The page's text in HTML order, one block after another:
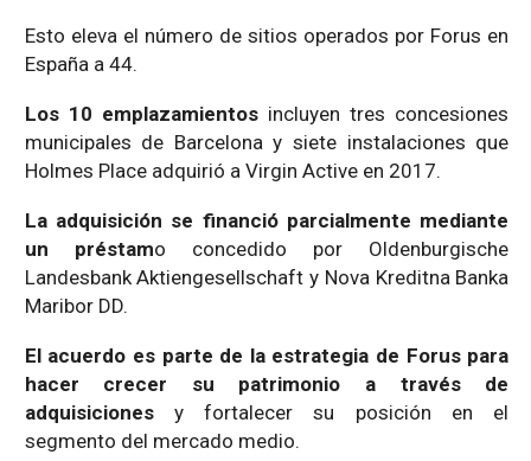
Esto eleva el número de sitios operados por Forus en
España a 44.
Los 10 emplazamientosincluyen tres concesiones
municipales de Barcelona y siete instalaciones que
Holmes Place adquirió a Virgin Active en 2017.
La adquisición se financió parcialmente mediante
un préstamo concedido por Oldenburgische
Landesbank Aktiengesellschaft y Nova Kreditna Banka
Maribor DD.
El acuerdo es parte de la estrategia de Forus para
hacer crecer su patrimonio a través de
adquisicionesy fortalecer su posición en el
segmento del mercado medio.